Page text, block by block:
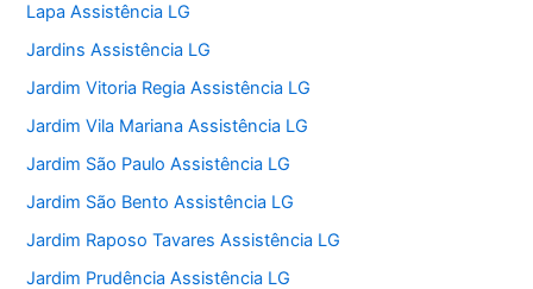
Lapa Assistência LG
Jardins Assistência LG
Jardim Vitoria Regia Assistência LG
Jardim Vila Mariana Assistência LG
Jardim São Paulo Assistência LG
Jardim São Bento Assistência LG
Jardim Raposo Tavares Assistência LG
Jardim Prudência Assistência LG